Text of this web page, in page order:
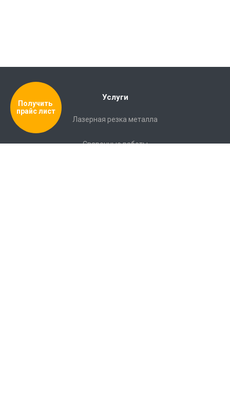
Услуги
Лазерная резка металла
Сварочные работы
Получить
прайс лист